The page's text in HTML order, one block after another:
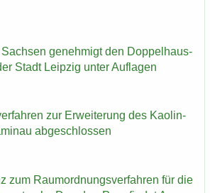
Sach­sen ge­neh­migt den Dop­pel­haus­
Stadt Leip­zig unter Auf­la­gen
zur Er­wei­te­rung des Kao­lin­
ab­ge­schlos­sen
zum Raum­ord­nungs­ver­fah­ren für die